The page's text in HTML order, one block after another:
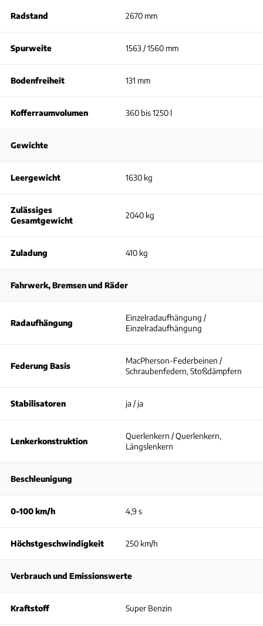
Radstand 2670 mm
Spurweite 1563 / 1560 mm
Bodenfreiheit 131 mm
Kofferraumvolumen 360 bis 1250 l
Gewichte
Leergewicht 1630 kg
Zulässiges
Gesamtgewicht
2040 kg
Zuladung 410 kg
Fahrwerk, Bremsen und Räder
Radaufhängung
Einzelradaufhängung /
Einzelradaufhängung
Federung Basis
MacPherson-Federbeinen /
Schraubenfedern, Stoßdämpfern
Stabilisatoren ja / ja
Lenkerkonstruktion
Querlenkern / Querlenkern,
Längslenkern
Beschleunigung
0-100 km/h 4,9 s
Höchstgeschwindigkeit 250 km/h
Verbrauch und Emissionswerte
Kraftstoff Super Benzin